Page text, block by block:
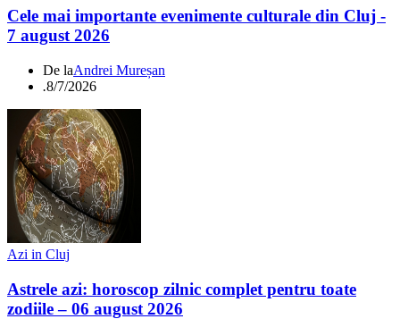
Cele mai importante evenimente culturale din Cluj -
7 august 2026
De laAndrei Mureșan
.8/7/2026
Azi in Cluj
Astrele azi: horoscop zilnic complet pentru toate
zodiile – 06 august 2026